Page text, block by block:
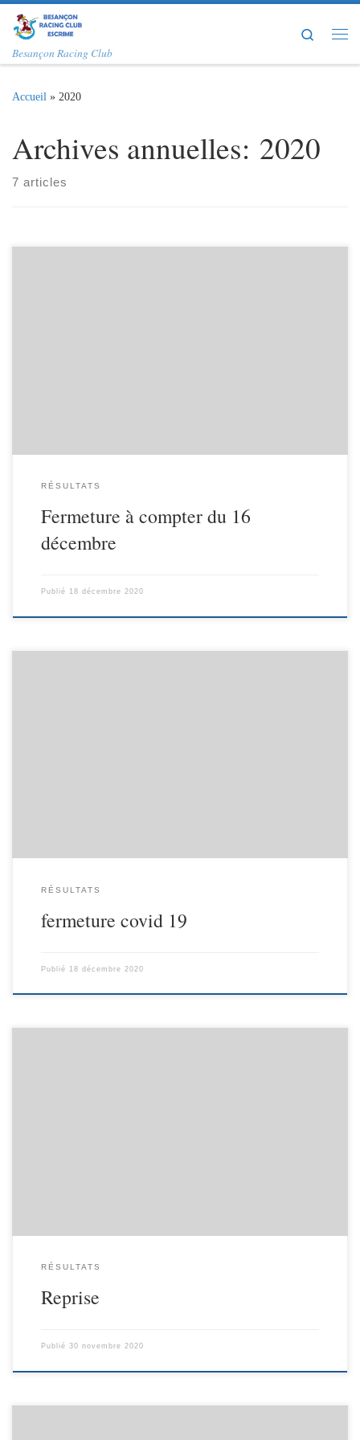
Passer au contenu
Besançon Racing Club
Search
Accueil » 2020
Archives annuelles: 2020
7 articles
RÉSULTATS
Fermeture à compter du 16
décembre
Publié 18 décembre 2020
RÉSULTATS
fermeture covid 19
Publié 18 décembre 2020
RÉSULTATS
Reprise
Publié 30 novembre 2020